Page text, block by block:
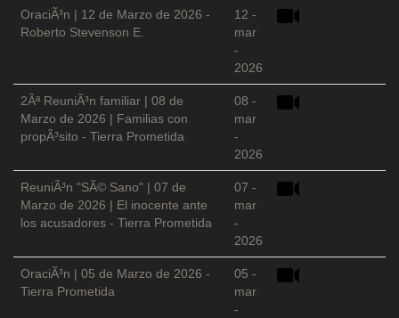
OraciÃ³n | 12 de Marzo de 2026 -
Roberto Stevenson E.
12 -
mar
-
2026
2Âª ReuniÃ³n familiar | 08 de
Marzo de 2026 | Familias con
propÃ³sito - Tierra Prometida
08 -
mar
-
2026
ReuniÃ³n "SÃ© Sano" | 07 de
Marzo de 2026 | El inocente ante
los acusadores - Tierra Prometida
07 -
mar
-
2026
OraciÃ³n | 05 de Marzo de 2026 -
Tierra Prometida
05 -
mar
-